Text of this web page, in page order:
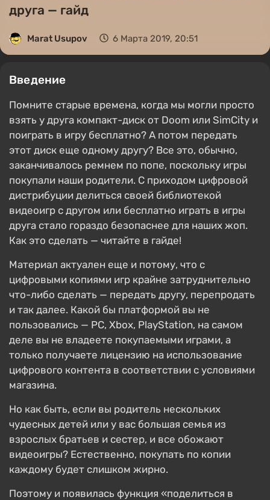
друга — гайд
Marat Usupov 6 Марта 2019, 20:51
Введение
Помните старые времена, когда мы могли просто
взять у друга компакт-диск от Doom или SimCity и
поиграть в игру бесплатно? А потом передать
этот диск еще одному другу? Все это, обычно,
заканчивалось ремнем по попе, поскольку игры
покупали наши родители. С приходом цифровой
дистрибуции делиться своей библиотекой
видеоигр с другом или бесплатно играть в игры
друга стало гораздо безопаснее для наших жоп.
Как это сделать — читайте в гайде!
Материал актуален еще и потому, что с
цифровыми копиями игр крайне затруднительно
что-либо сделать — передать другу, перепродать
и так далее. Какой бы платформой вы не
пользовались — PC, Xbox, PlayStation, на самом
деле вы не владеете покупаемыми играми, а
только получаете лицензию на использование
цифрового контента в соответствии с условиями
магазина.
Но как быть, если вы родитель нескольких
чудесных детей или у вас большая семья из
взрослых братьев и сестер, и все обожают
видеоигры? Естественно, покупать по копии
каждому будет слишком жирно.
Поэтому и появилась функция «поделиться в